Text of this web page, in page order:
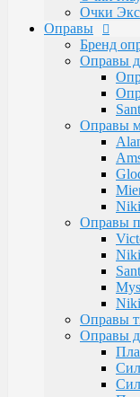
Оправы
Оправы
Оправы
Оправы
Футляры
Футляры
Футляры
Футляры
Очки
Оправы
Бренд
Оправы
Оправы
Оправы
Оправы
Оправы